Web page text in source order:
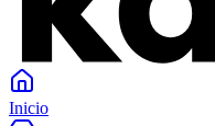
Inicio